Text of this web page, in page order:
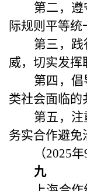
第二，
际规则平等统
第三，
威，切实发挥
第四，
类社会面临的
第五，
务实合作避免
（2025
九